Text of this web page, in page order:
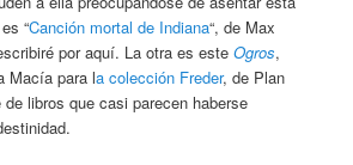
“Canción mortal de Indiana“, de Max
por aquí. La otra es esteOgros,
Macía para la colección Freder, de Plan
libros que casi parecen haberse